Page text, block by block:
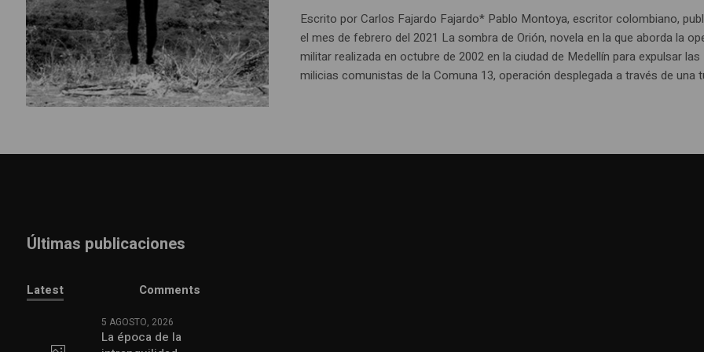
Escrito por Carlos Fajardo Fajardo* Pablo Montoya, escritor colombiano,
el mes de febrero del 2021 La sombra de Orión, novela en la que aborda la
militar realizada en octubre de 2002 en la ciudad de Medellín para expulsar las
milicias comunistas de la Comuna 13, operación desplegada a través de una
Últimas publicaciones
Latest Comments
5 AGOSTO, 2026
La época de la